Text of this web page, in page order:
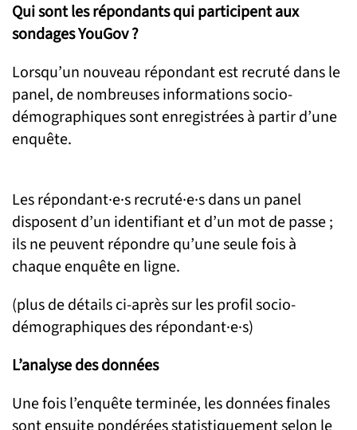
Qui sont les répondants qui participent aux
sondages YouGov ?
Lorsqu’un nouveau répondant est recruté dans le
panel, de nombreuses informations socio-
démographiques sont enregistrées à partir d’une
enquête.
Les répondant·e·s recruté·e·s dans un panel
disposent d’un identifiant et d’un mot de passe ;
ils ne peuvent répondre qu’une seule fois à
chaque enquête en ligne.
(plus de détails ci-après sur les profil socio-
démographiques des répondant·e·s)
L’analyse des données
Une fois l’enquête terminée, les données finales